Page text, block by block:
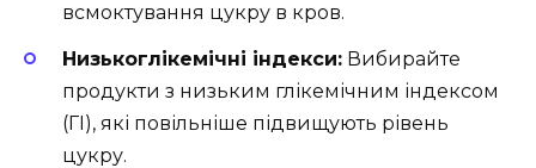
всмоктування цукру в кров.
Низькоглікемічні індекси: Вибирайте
продукти з низьким глікемічним індексом
(ГІ), які повільніше підвищують рівень
цукру.